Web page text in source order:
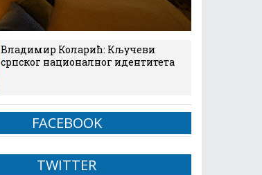
Владимир Коларић: Кључеви
српског националног идентитета
FACEBOOK
TWITTER